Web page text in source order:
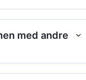
med andre